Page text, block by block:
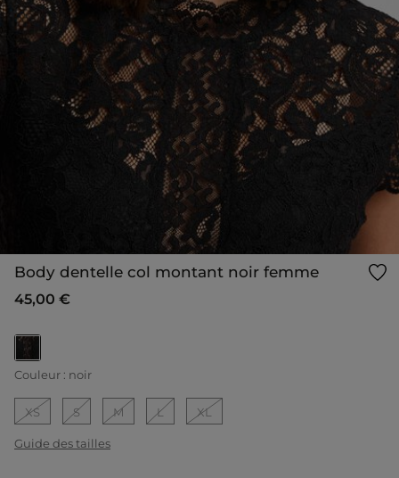
Body dentelle col montant noir femme
45,00 €
selected
Couleur : noir
XS S M L XL
Guide des tailles